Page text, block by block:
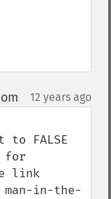
12 years ago
to FALSE
for
link
in-the-